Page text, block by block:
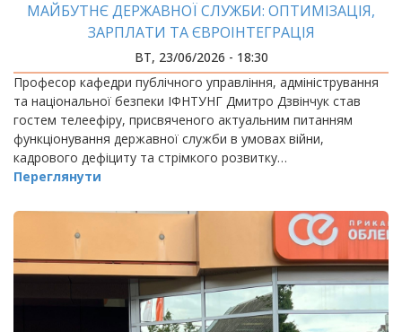
МАЙБУТНЄ ДЕРЖАВНОЇ СЛУЖБИ: ОПТИМІЗАЦІЯ,
ЗАРПЛАТИ ТА ЄВРОІНТЕГРАЦІЯ
ВТ, 23/06/2026 - 18:30
Професор кафедри публічного управління, адміністрування
та національної безпеки ІФНТУНГ Дмитро Дзвінчук став
гостем телеефіру, присвяченого актуальним питанням
функціонування державної служби в умовах війни,
кадрового дефіциту та стрімкого розвитку…
Переглянути